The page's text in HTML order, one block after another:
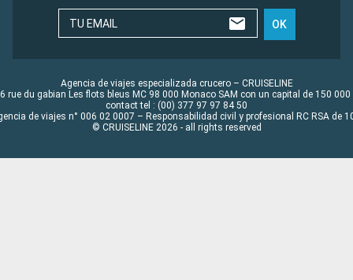
TU EMAIL OK
Agencia de viajes especializada crucero – CRUISELINE
rue du gabian Les flots bleus MC 98 000 Monaco SAM con un capital de 150 000
contact tel : (00) 377 97 97 84 50
de viajes n° 006 02 0007 – Responsabilidad civil y profesional RC RSA de
© CRUISELINE 2026 - all rights reserved